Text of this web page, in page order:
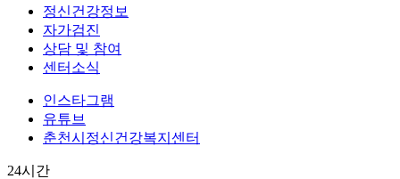
정신건강정보
자가검진
상담 및 참여
센터소식
인스타그램
유튜브
춘천시정신건강복지센터
24시간